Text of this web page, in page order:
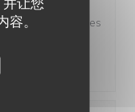
。
subtilité des
en toute
moment.